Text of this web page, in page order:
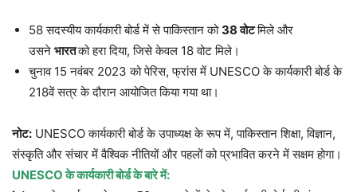
58 सदस्यीय कार्यकारी बोर्ड में से पाकिस्तान को 38वोटमिले और
उसने भारतको हरा दिया, जिसे केवल 18 वोट मिले।
चुनाव 15 नवंबर 2023 को पेरिस, फ्रांस में UNESCO के कार्यकारी बोर्ड के
218वें सत्र के दौरान आयोजित किया गया था।
नोट: UNESCO कार्यकारी बोर्ड के उपाध्यक्ष के रूप में, पाकिस्तान शिक्षा, विज्ञान,
संस्कृति और संचार में वैश्विक नीतियों और पहलों को प्रभावित करने में सक्षम होगा।
UNESCOके कार्यकारी बोर्ड के बारे में: